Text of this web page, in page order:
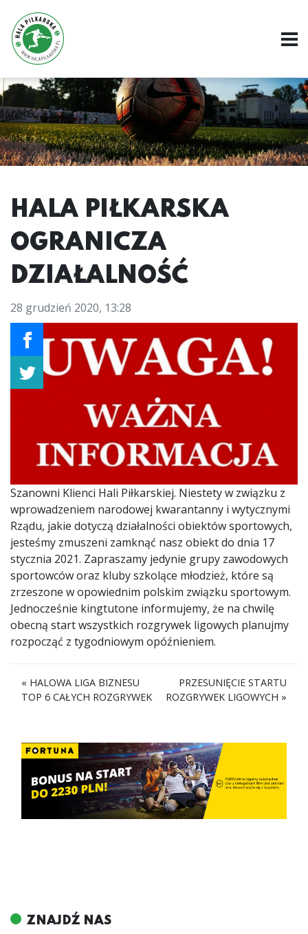
HALA PIŁKARSKA
OGRANICZA
DZIAŁALNOŚĆ
28 grudzień 2020, 13:28
Szanowni Klienci Hali Piłkarskiej. Niestety w związku z
wprowadzeniem narodowej kwarantanny i wytycznymi
Rządu, jakie dotyczą działalności obiektów sportowych,
jesteśmy zmuszeni zamknąć nasz obiekt do dnia 17
stycznia 2021. Zapraszamy jedynie grupy zawodowych
sportowców oraz kluby szkolące młodzież, które są
zrzeszone w opowiednim polskim związku sportowym.
Jednocześnie kingtutone informujemy, że na chwilę
obecną start wszystkich rozgrywek ligowych planujmy
rozpocząć z tygodniowym opóźnieniem.
« HALOWA LIGA BIZNESU
TOP 6 CAŁYCH ROZGRYWEK
PRZESUNIĘCIE STARTU
ROZGRYWEK LIGOWYCH »
ZNAJDŹ NAS